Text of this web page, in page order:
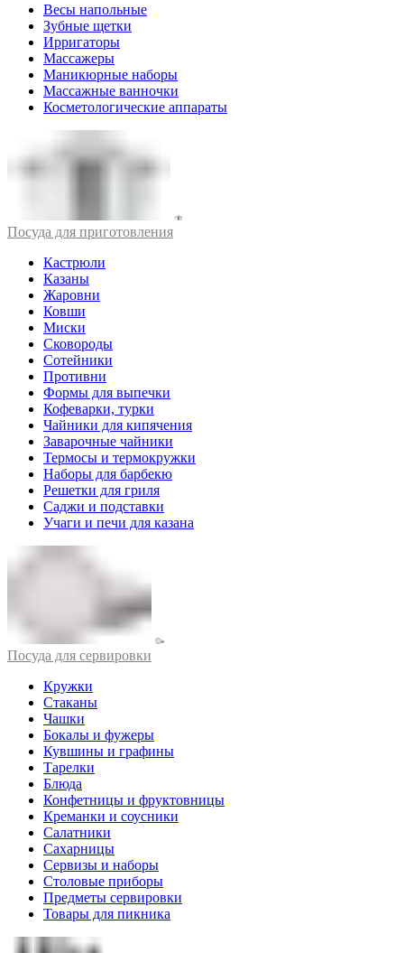
Весы напольные
Зубные щетки
Ирригаторы
Массажеры
Маникюрные наборы
Массажные ванночки
Косметологические аппараты
Посуда для приготовления
Кастрюли
Казаны
Жаровни
Ковши
Миски
Сковороды
Сотейники
Противни
Формы для выпечки
Кофеварки, турки
Чайники для кипячения
Заварочные чайники
Термосы и термокружки
Наборы для барбекю
Решетки для гриля
Саджи и подставки
Учаги и печи для казана
Посуда для сервировки
Кружки
Стаканы
Чашки
Бокалы и фужеры
Кувшины и графины
Тарелки
Блюда
Конфетницы и фруктовницы
Креманки и соусники
Салатники
Сахарницы
Сервизы и наборы
Столовые приборы
Предметы сервировки
Товары для пикника